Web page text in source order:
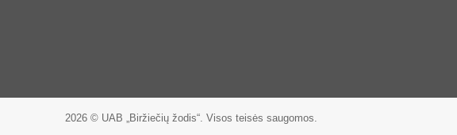
2026 © UAB „Biržiečių žodis“. Visos teisės saugomos.